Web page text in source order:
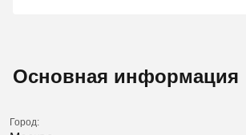
Основная информация
Город: